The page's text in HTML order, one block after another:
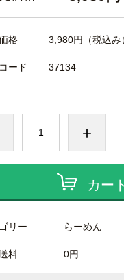
格 3,980円 （税込み
ード 37134
+
カー
リー らーめん
料 0円